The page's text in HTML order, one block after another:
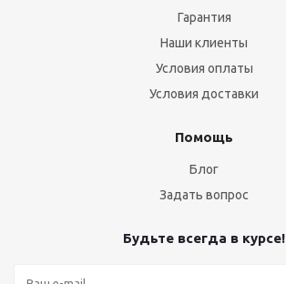
Гарантия
Наши клиенты
Условия оплаты
Условия доставки
Помощь
Блог
Задать вопрос
Будьте всегда в курсе!